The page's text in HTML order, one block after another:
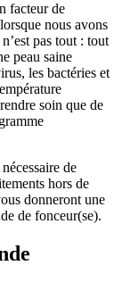
facteur de
nous avons
pas tout : tout
peau saine
les bactéries et
soin que de
de
hors de
donneront une
de fonceur(se).